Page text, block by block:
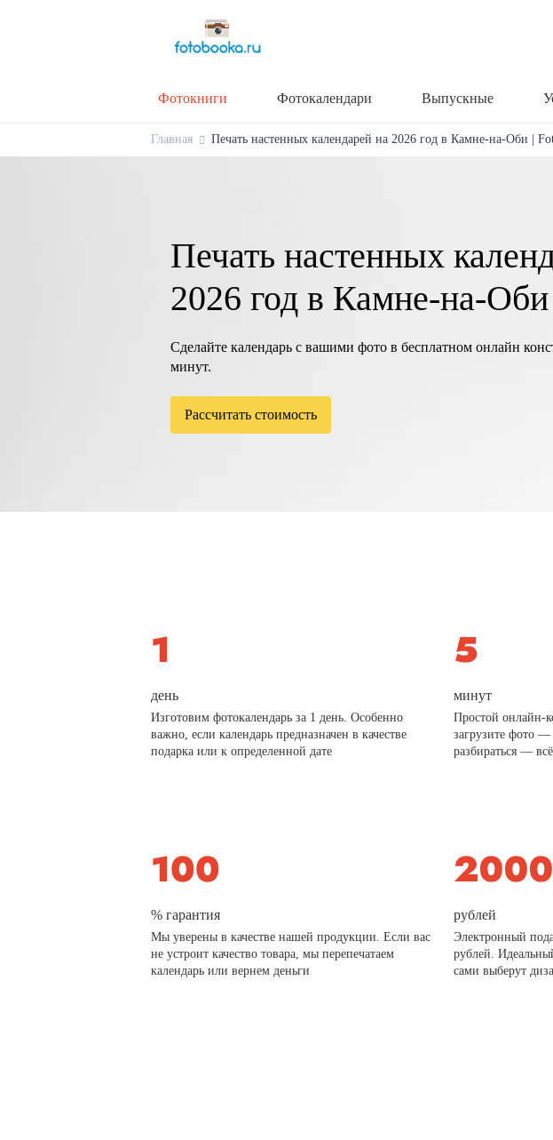
Фотокниги Фотокалендари Выпускные
Главная Печать настенных календарей на 2026 год в Камне-на-Оби |
Печать настенных
2026 год в Камне-на-Оби
Сделайте календарь с вашими фото в бесплатном онлайн
минут.
Рассчитать стоимость
день
Изготовим фотокалендарь за 1 день. Особенно
важно, если календарь предназначен в качестве
подарка или к определенной дате
минут
Простой онлайн-
загрузите фото
разбираться —
% гарантия
Мы уверены в качестве нашей продукции. Если вас
не устроит качество товара, мы перепечатаем
календарь или вернем деньги
рублей
Электронный
рублей.
сами выберут